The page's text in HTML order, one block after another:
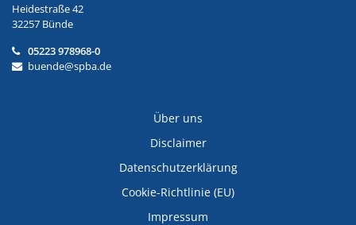
Heidestraße 42
32257 Bünde
05223 978968-0
buende@spba.de
Über uns
Disclaimer
Datenschutzerklärung
Cookie-Richtlinie (EU)
Impressum